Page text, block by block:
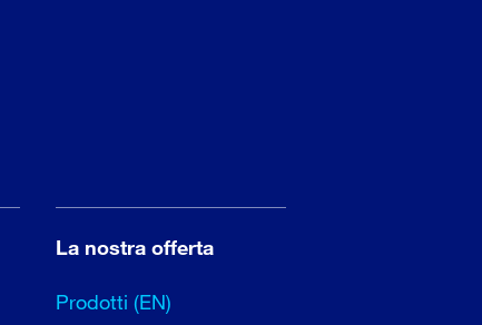
La nostra offerta
Prodotti (EN)